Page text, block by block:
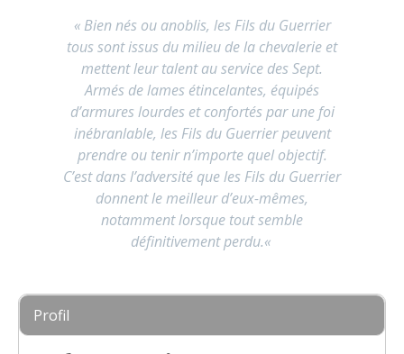
« Bien nés ou anoblis, les Fils du Guerrier
tous sont issus du milieu de la chevalerie et
mettent leur talent au service des Sept.
Armés de lames étincelantes, équipés
d’armures lourdes et confortés par une foi
inébranlable, les Fils du Guerrier peuvent
prendre ou tenir n’importe quel objectif.
C’est dans l’adversité que les Fils du Guerrier
donnent le meilleur d’eux-mêmes,
notamment lorsque tout semble
définitivement perdu.«
Profil